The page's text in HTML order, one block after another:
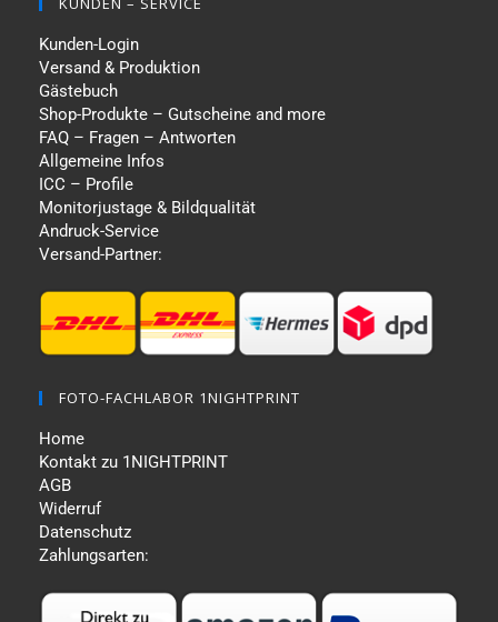
Kunden-Login
Versand & Produktion
Gästebuch
Shop-Produkte – Gutscheine and more
FAQ – Fragen – Antworten
Allgemeine Infos
ICC – Profile
Monitorjustage & Bildqualität
Andruck-Service
Versand-Partner:
FOTO-FACHLABOR 1NIGHTPRINT
Home
Kontakt zu 1NIGHTPRINT
AGB
Widerruf
Datenschutz
Zahlungsarten: